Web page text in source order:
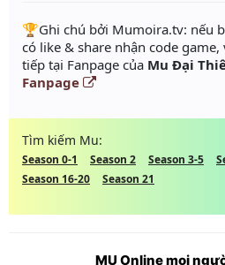
️🏆Ghi chú bởi Mumoira.tv: nếu
có like & share nhận code
tiếp tại Fanpage của Mu Đại
Fanpage
Tìm kiếm Mu:
Season 0-1 Season 2 Season 3-5
Season 16-20
Season 21
MU Online mọi